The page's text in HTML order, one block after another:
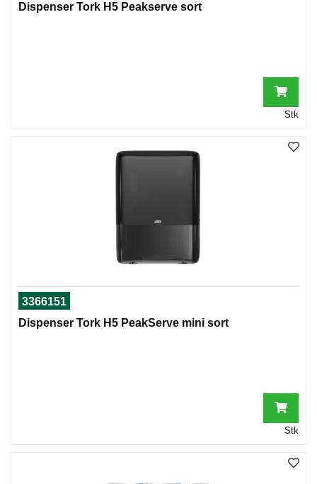
Dispenser Tork H5 Peakserve sort
Stk
3366151
Dispenser Tork H5 PeakServe mini sort
Stk